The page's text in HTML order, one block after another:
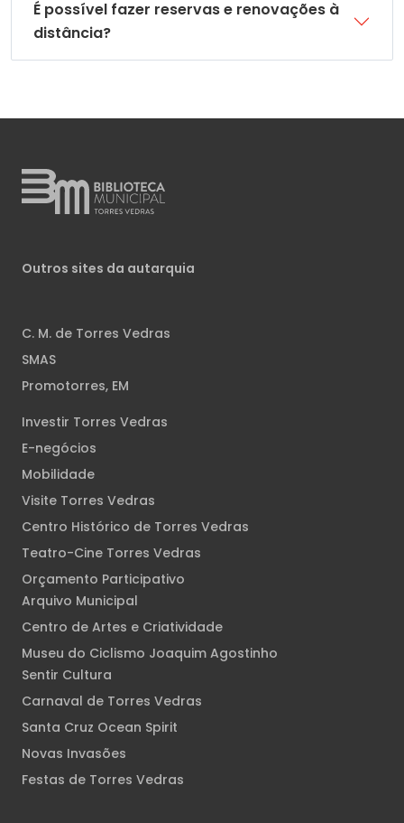
É possível fazer reservas e renovações à
distância?
Outros sites da autarquia
C. M. de Torres Vedras
SMAS
Promotorres, EM
Investir Torres Vedras
E-negócios
Mobilidade
Visite Torres Vedras
Centro Histórico de Torres Vedras
Teatro-Cine Torres Vedras
Orçamento Participativo
Arquivo Municipal
Centro de Artes e Criatividade
Museu do Ciclismo Joaquim Agostinho
Sentir Cultura
Carnaval de Torres Vedras
Santa Cruz Ocean Spirit
Novas Invasões
Festas de Torres Vedras